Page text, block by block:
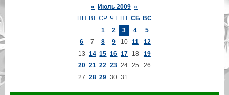
« Июль 2009 »
ПН ВТ СР ЧТ ПТ СБ ВС
1
2 3 4
5
6
7 8 9 10 11
12
13 14 15 16 17 18
19
20 21 22 23 24 25
26
27 28 29 30 31